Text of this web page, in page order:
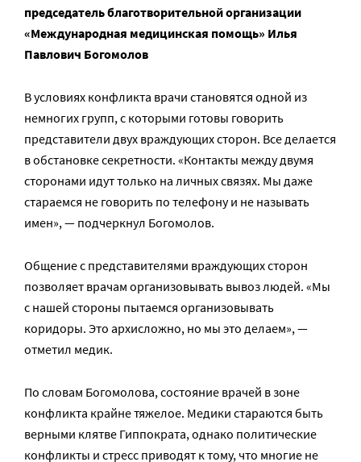
председатель благотворительной организации
«Международная медицинская помощь» Илья
Павлович Богомолов
В условиях конфликта врачи становятся одной из
немногих групп, с которыми готовы говорить
представители двух враждующих сторон. Все делается
в обстановке секретности. «Контакты между двумя
сторонами идут только на личных связях. Мы даже
стараемся не говорить по телефону и не называть
имен», — подчеркнул Богомолов.
Общение с представителями враждующих сторон
позволяет врачам организовывать вывоз людей. «Мы
с нашей стороны пытаемся организовывать
коридоры. Это архисложно, но мы это делаем», —
отметил медик.
По словам Богомолова, состояние врачей в зоне
конфликта крайне тяжелое. Медики стараются быть
верными клятве Гиппократа, однако политические
конфликты и стресс приводят к тому, что многие не